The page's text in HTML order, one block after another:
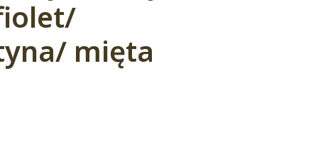
mięta